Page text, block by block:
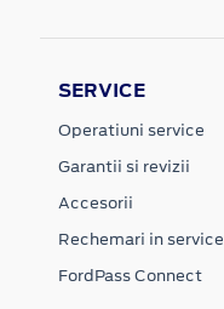
SERVICE
Operatiuni service
Garantii si revizii
Accesorii
Rechemari in service
FordPass Connect